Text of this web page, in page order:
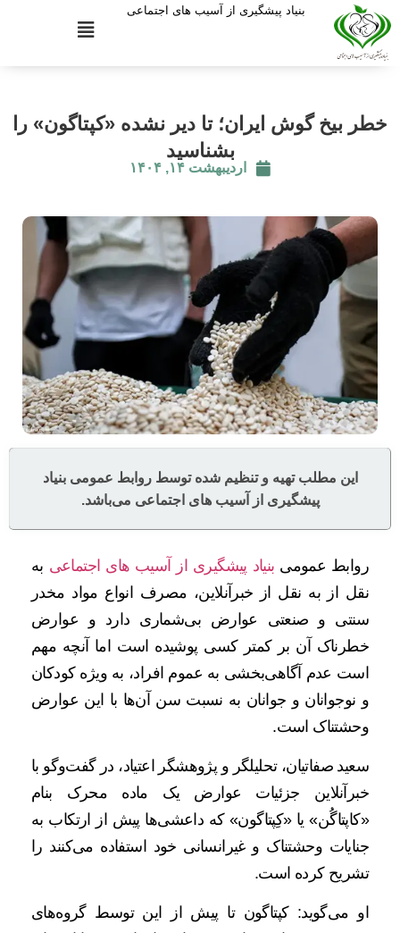
بنیاد پیشگیری از آسیب های اجتماعی
خطر بیخ گوش ایران؛ تا دیر نشده «کپتاگون» را
بشناسید
اردیبهشت ۱۴, ۱۴۰۴
این مطلب تهیه و تنظیم شده توسط روابط عمومی بنیاد
پیشگیری از آسیب های اجتماعی می‌باشد.
روابط عمومی بنیاد پیشگیری از آسیب های اجتماعی به
نقل از به نقل از خبرآنلاین، مصرف انواع مواد مخدر
سنتی و صنعتی عوارض بی‌شماری دارد و عوارض
خطرناک آن بر کمتر کسی پوشیده است اما آنچه مهم
است عدم آگاهی‌بخشی به عموم افراد، به ویژه کودکان
و نوجوانان و جوانان به نسبت سن آن‌ها با این عوارض
وحشتناک است.
سعید صفاتیان، تحلیلگر و پژوهشگر اعتیاد، در گفت‌وگو با
خبرآنلاین جزئیات عوارض یک ماده محرک بنام
«کاپتاگُن» یا «کِپتاگون» که داعشی‌ها پیش از ارتکاب به
جنایات وحشتناک و غیرانسانی خود استفاده می‌کنند را
تشریح کرده است.
او می‌گوید: کپتاگون تا پیش از این توسط گروه‌های